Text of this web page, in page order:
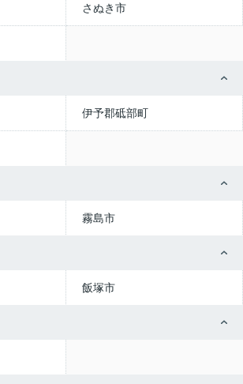
さぬき市
伊予郡砥部町
霧島市
飯塚市